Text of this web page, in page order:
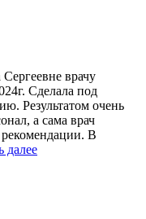
врачу
Сделала под
Результатом очень
а сама врач
В
далее